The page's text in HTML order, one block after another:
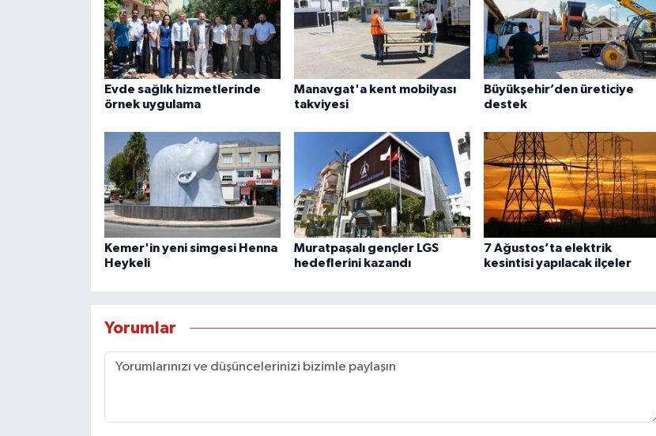
Evde sağlık hizmetlerinde
örnek uygulama
Manavgat'a kent mobilyası
takviyesi
Büyükşehir’den üreticiye
destek
Kemer'in yeni simgesi Henna
Heykeli
Muratpaşalı gençler LGS
hedeflerini kazandı
7 Ağustos’ta elektrik
kesintisi yapılacak ilçeler
Yorumlar